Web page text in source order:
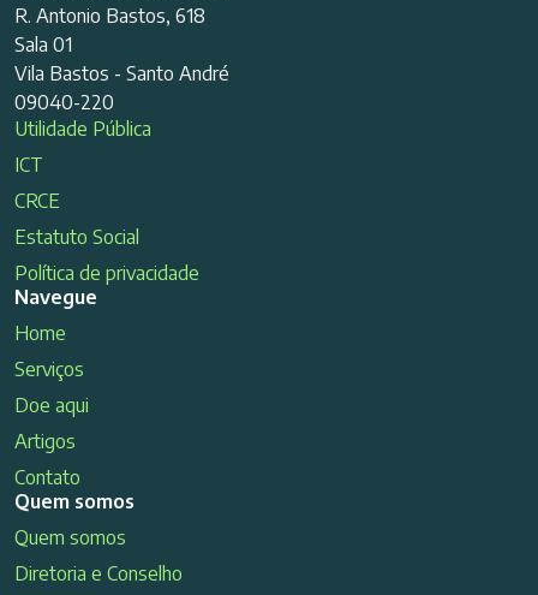
R. Antonio Bastos, 618
Sala 01
Vila Bastos - Santo André
09040-220
Utilidade Pública
ICT
CRCE
Estatuto Social
Política de privacidade
Navegue
Home
Serviços
Doe aqui
Artigos
Contato
Quem somos
Quem somos
Diretoria e Conselho